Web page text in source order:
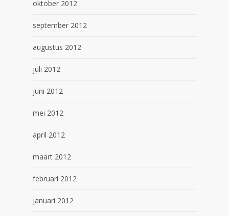
oktober 2012
september 2012
augustus 2012
juli 2012
juni 2012
mei 2012
april 2012
maart 2012
februari 2012
januari 2012